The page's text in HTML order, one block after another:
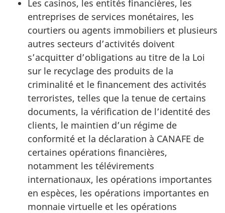
Les casinos, les entités financières, les
entreprises de services monétaires, les
courtiers ou agents immobiliers et plusieurs
autres secteurs d’activités doivent
s’acquitter d’obligations au titre de la Loi
sur le recyclage des produits de la
criminalité et le financement des activités
terroristes, telles que la tenue de certains
documents, la vérification de l’identité des
clients, le maintien d’un régime de
conformité et la déclaration à CANAFE de
certaines opérations financières,
notamment les télévirements
internationaux, les opérations importantes
en espèces, les opérations importantes en
monnaie virtuelle et les opérations